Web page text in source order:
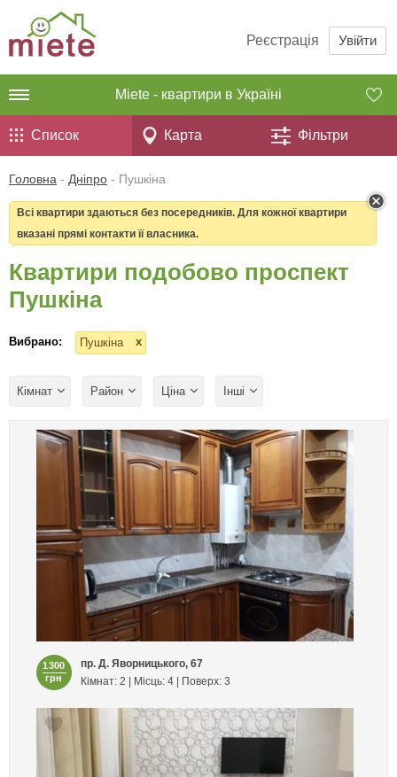
Реєстрація Увійти
Miete - квартири в Україні
Список Карта Фільтри
Головна - Дніпро - Пушкіна
Всі квартири здаються без посередників. Для кожної квартири
вказані прямі контакти її власника.
Квартири подобово проспект
Пушкіна
Вибрано: Пушкіна x
Кімнат Район Ціна Інші
1300
грн
пр. Д. Яворницького, 67
Кімнат: 2 | Місць: 4 | Поверх: 3